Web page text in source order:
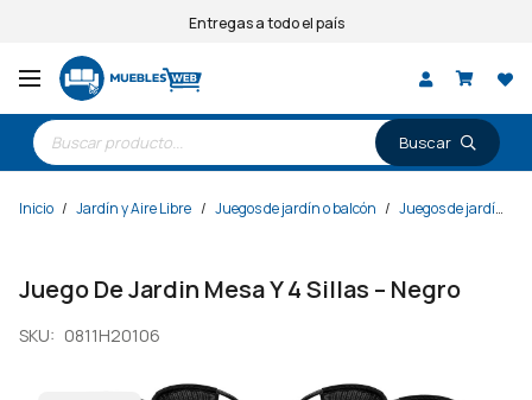
Entregas a todo el país
Búsqueda
de
productos
Inicio / Jardín y Aire Libre / Juegos de jardín o balcón / Juegos de jardín o balcón
Juego De Jardin Mesa Y 4 Sillas – Negro
SKU: 0811H20106